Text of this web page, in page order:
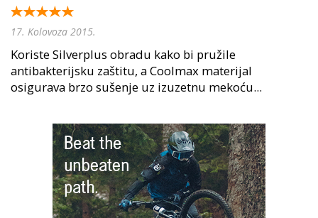
17. Kolovoza 2015.
Koriste Silverplus obradu kako bi pružile
antibakterijsku zaštitu, a Coolmax materijal
osigurava brzo sušenje uz izuzetnu mekoću...